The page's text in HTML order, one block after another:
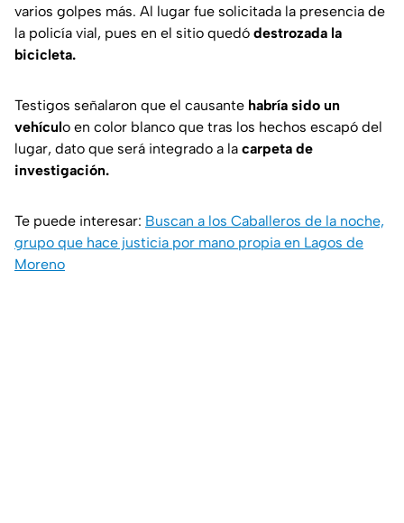
varios golpes más. Al lugar fue solicitada la presencia de
la policía vial, pues en el sitio quedó destrozada la
bicicleta.
Testigos señalaron que el causante habría sido un
vehículo en color blanco que tras los hechos escapó del
lugar, dato que será integrado a la carpeta de
investigación.
Te puede interesar: Buscan a los Caballeros de la noche,
grupo que hace justicia por mano propia en Lagos de
Moreno